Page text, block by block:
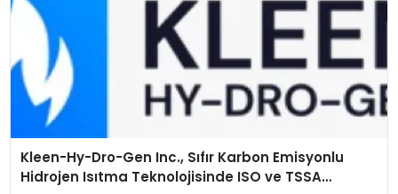
Kleen-Hy-Dro-Gen Inc., Sıfır Karbon Emisyonlu
Hidrojen Isıtma Teknolojisinde ISO ve TSSA